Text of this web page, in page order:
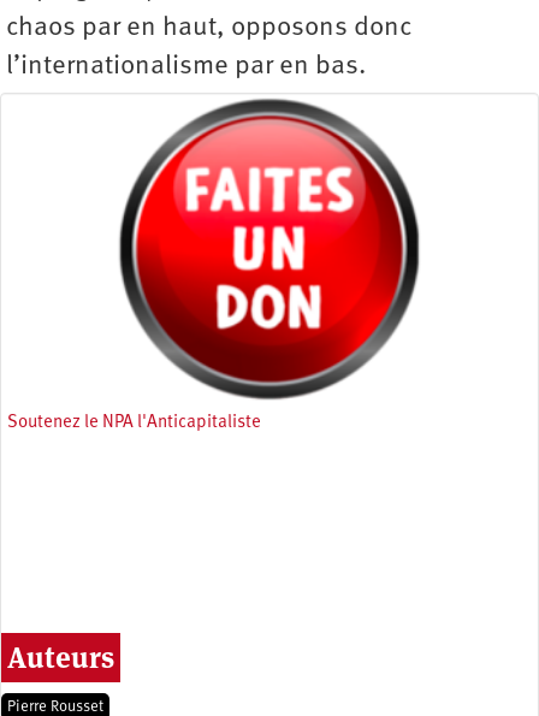
chaos par en haut, opposons donc
l’internationalisme par en bas.
Soutenez le NPA l'Anticapitaliste
Auteurs
Pierre Rousset